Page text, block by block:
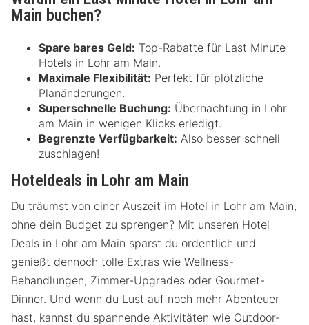
Main buchen?
Spare bares Geld: Top-Rabatte für Last Minute
Hotels in Lohr am Main.
Maximale Flexibilität: Perfekt für plötzliche
Planänderungen.
Superschnelle Buchung: Übernachtung in Lohr
am Main in wenigen Klicks erledigt.
Begrenzte Verfügbarkeit: Also besser schnell
zuschlagen!
Hoteldeals in Lohr am Main
Du träumst von einer Auszeit im Hotel in Lohr am Main,
ohne dein Budget zu sprengen? Mit unseren Hotel
Deals in Lohr am Main sparst du ordentlich und
genießt dennoch tolle Extras wie Wellness-
Behandlungen, Zimmer-Upgrades oder Gourmet-
Dinner. Und wenn du Lust auf noch mehr Abenteuer
hast, kannst du spannende Aktivitäten wie Outdoor-